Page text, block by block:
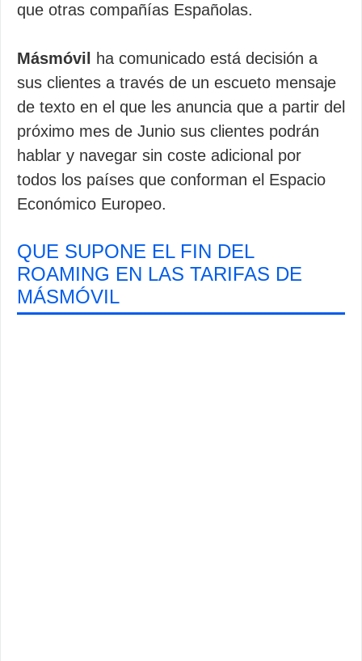
que otras compañías Españolas.
Másmóvil
ha comunicado está decisión a
sus clientes a través de un escueto mensaje
de texto en el que les anuncia que a partir del
próximo mes de Junio sus clientes podrán
hablar y navegar sin coste adicional por
todos los países que conforman el Espacio
Económico Europeo.
QUE SUPONE EL FIN DEL
ROAMING EN LAS TARIFAS DE
MÁSMÓVIL